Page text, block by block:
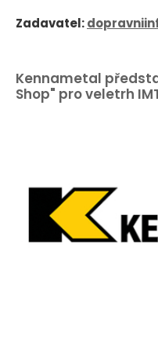
Zadavatel:
Kennametal
Shop" pro veletrh